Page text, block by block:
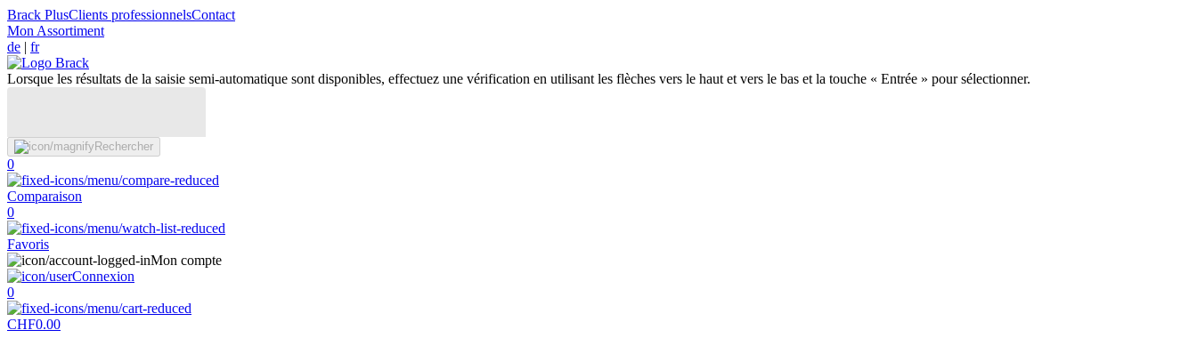
Brack PlusClients professionnelsContact
Mon Assortiment
de | fr
Lorsque les résultats de la saisie semi-automatique sont disponibles, effectuez une vérification en utilisant les flèches vers le haut et vers le bas et la touche « Entrée » pour sélectionner.
Rechercher
0
Comparaison
0
Favoris
Mon compte
Connexion
0
CHF0.00